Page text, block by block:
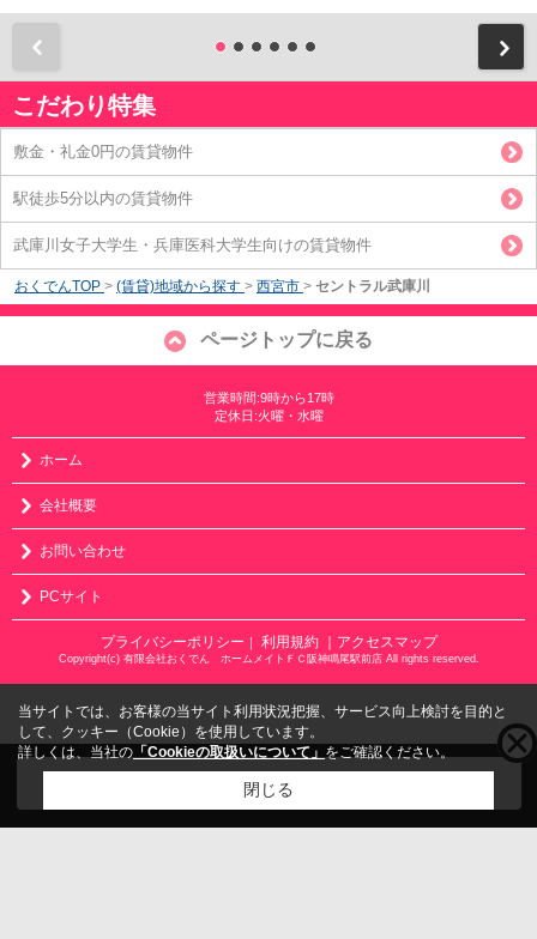
こだわり特集
敷金・礼金0円の賃貸物件
駅徒歩5分以内の賃貸物件
武庫川女子大学生・兵庫医科大学生向けの賃貸物件
おくでんTOP > (賃貸)地域から探す > 西宮市 > セントラル武庫川
ページトップに戻る
営業時間:9時から17時
定休日:火曜・水曜
ホーム
会社概要
お問い合わせ
PCサイト
プライバシーポリシー 利用規約 ｜アクセスマップ
Copyright(c) 有限会社おくでん ホームメイトＦＣ阪神鳴尾駅前店 All rights reserved.
こちらの物件をご覧の方にお勧めな物件
当サイトでは、お客様の当サイト利用状況把握、サービス向上検討を目的と
して、クッキー（Cookie）を使用しています。
詳しくは、当社の 「Cookieの取扱いについて」 をご確認ください。
閉じる